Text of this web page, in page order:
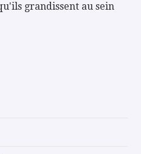
grandissent au sein